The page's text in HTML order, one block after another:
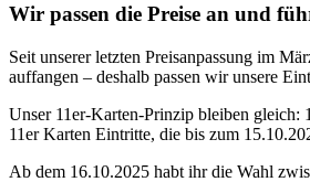
Wir passen die Preise an und
Seit unserer letzten Preisanpassung im
auffangen – deshalb passen wir unsere
Unser 11er-Karten-Prinzip bleiben gleich:
11er Karten Eintritte, die bis zum
Ab dem 16.10.2025 habt ihr die Wahl